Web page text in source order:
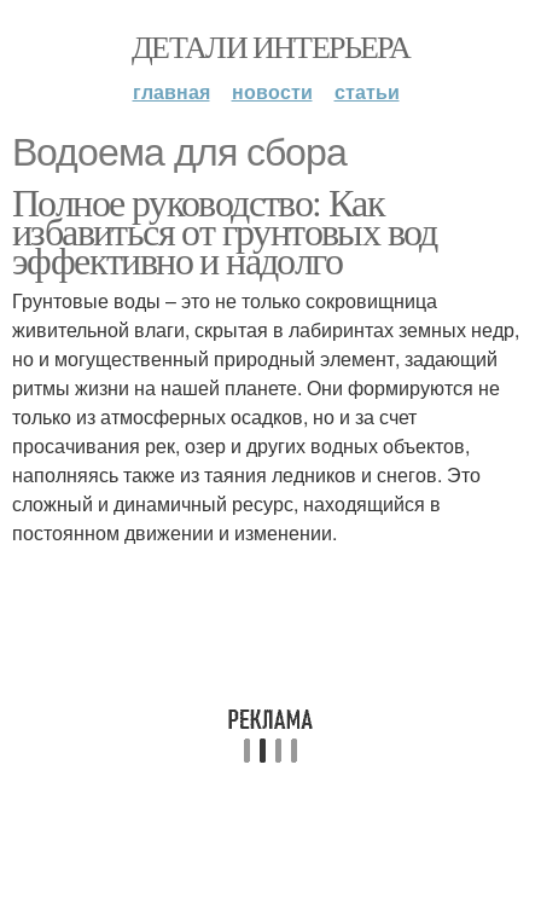
ДЕТАЛИ ИНТЕРЬЕРА
главная новости статьи
Водоема для сбора
Полное руководство: Как
избавиться от грунтовых вод
эффективно и надолго
Грунтовые воды – это не только сокровищница
живительной влаги, скрытая в лабиринтах земных недр,
но и могущественный природный элемент, задающий
ритмы жизни на нашей планете. Они формируются не
только из атмосферных осадков, но и за счет
просачивания рек, озер и других водных объектов,
наполняясь также из таяния ледников и снегов. Это
сложный и динамичный ресурс, находящийся в
постоянном движении и изменении.